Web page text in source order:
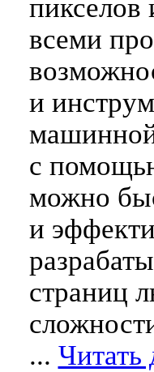
пикселов
всеми
и
с
можно
и
страниц
... Читать